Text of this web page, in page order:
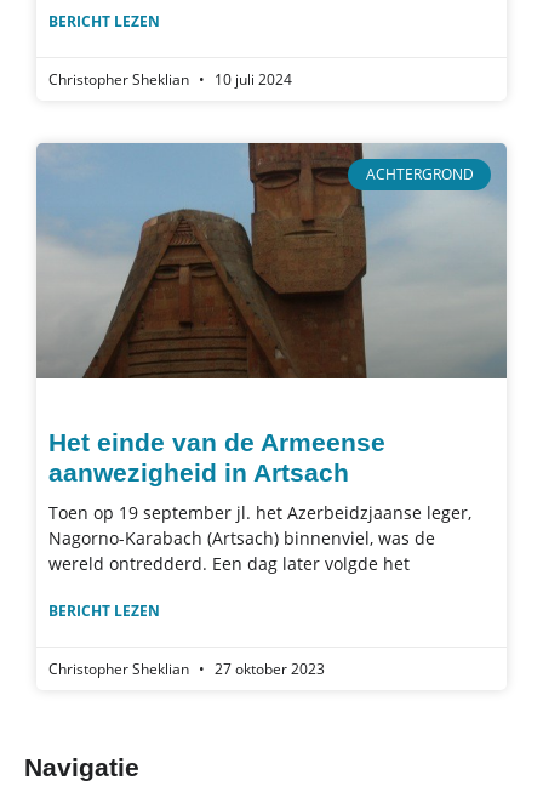
BERICHT LEZEN
Christopher Sheklian 10 juli 2024
ACHTERGROND
Het einde van de Armeense
aanwezigheid in Artsach
Toen op 19 september jl. het Azerbeidzjaanse leger,
Nagorno-Karabach (Artsach) binnenviel, was de
wereld ontredderd. Een dag later volgde het
BERICHT LEZEN
Christopher Sheklian 27 oktober 2023
Navigatie